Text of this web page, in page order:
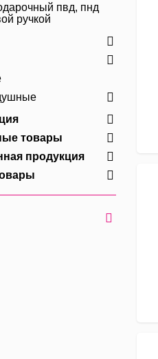
пвд, пнд
ручкой
товары
продукция